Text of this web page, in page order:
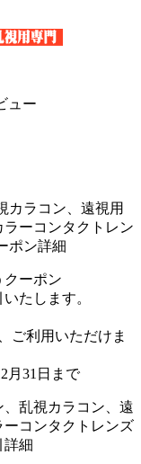
ュー
カラコン、遠視用
ーコンタクトレン
ポン詳細
クーポン
いたします。
、ご利用いただけま
月31日まで
乱視カラコン、遠
コンタクトレンズ
詳細